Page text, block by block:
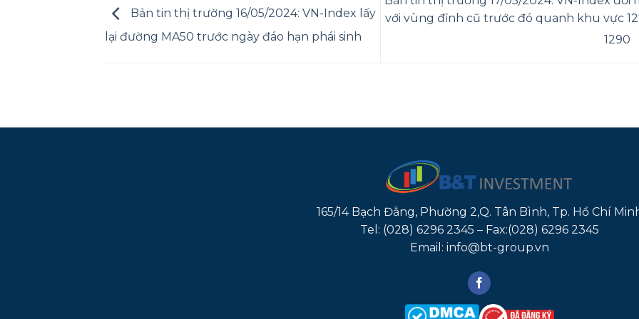
Bản tin thị trường 16/05/2024: VN-Index lấy
lại đường MA50 trước ngày đáo hạn phái sinh
với vùng đỉnh cũ trước đó quanh khu vực
1290
165/14 Bạch Đằng, Phường 2,Q. Tân Bình, Tp. Hồ Chí
Tel: (028) 6296 2345 – Fax:(028) 6296 2345
Email: info@bt-group.vn